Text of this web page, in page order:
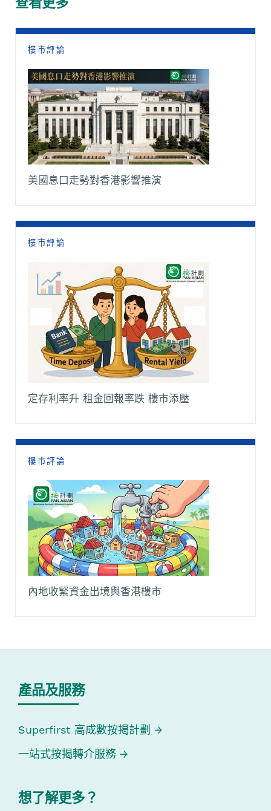
o
k
p
p
k
m
查看更多
樓市評論
美國息口走勢對香港影響推演
樓市評論
定存利率升 租金回報率跌 樓市添壓
樓市評論
內地收緊資金出境與香港樓市
產品及服務
Superfirst 高成數按揭計劃
一站式按揭轉介服務
想了解更多？